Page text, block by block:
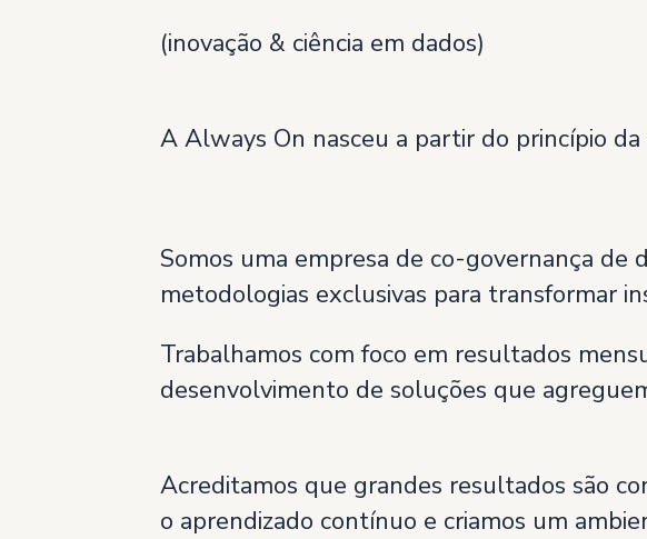
(inovação & ciência em dados)
A Always On nasceu a partir do princípio
Somos uma empresa de co-governança de
metodologias exclusivas para transformar
Trabalhamos com foco em resultados
desenvolvimento de soluções que
Acreditamos que grandes resultados são
o aprendizado contínuo e criamos um